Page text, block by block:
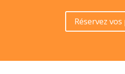
Réservez